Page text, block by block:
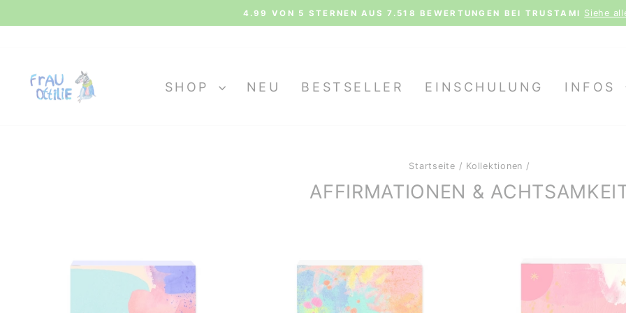
Pause
4.99 VON 5 STERNEN AUS 7.518 BEWERTUNGEN BEI TRUSTAMI Siehe
SHOP NEU BESTSELLER EINSCHULUNG INFOS
Startseite / Kollektionen /
AFFIRMATIONEN &